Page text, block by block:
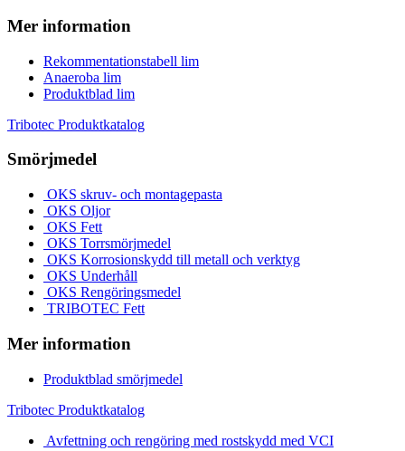
Mer information
Rekommentationstabell lim
Anaeroba lim
Produktblad lim
Tribotec Produktkatalog
Smörjmedel
OKS skruv- och montagepasta
OKS Oljor
OKS Fett
OKS Torrsmörjmedel
OKS Korrosionskydd till metall och verktyg
OKS Underhåll
OKS Rengöringsmedel
TRIBOTEC Fett
Mer information
Produktblad smörjmedel
Tribotec Produktkatalog
Avfettning och rengöring med rostskydd med VCI